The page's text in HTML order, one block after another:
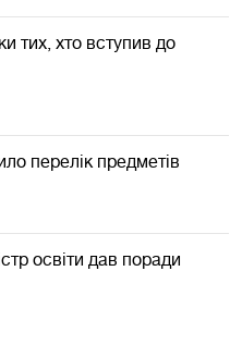
тих, хто вступив до
перелік предметів
освіти дав поради